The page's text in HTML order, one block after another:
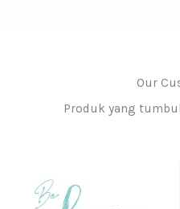
Our
Produk yang